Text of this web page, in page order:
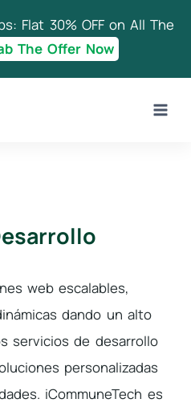
Flat 30% OFF on All The
The Offer Now
web escalables,
dando un alto
servicios de desarrollo
personalizadas
iCommuneTech es